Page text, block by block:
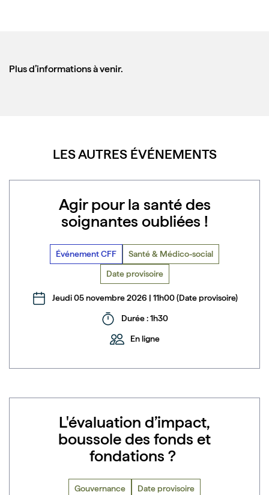
Plus d’informations à venir.
LES AUTRES ÉVÉNEMENTS
Agir pour la santé des
soignantes oubliées !
Événement CFF Santé & Médico-social
Date provisoire
Jeudi 05 novembre 2026 | 11h00 (Date provisoire)
Durée : 1h30
En ligne
L'évaluation d’impact,
boussole des fonds et
fondations ?
Gouvernance Date provisoire